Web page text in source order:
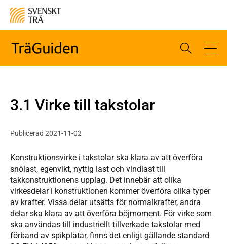
3.1 Virke till takstolar
Publicerad 2021-11-02
Konstruktionsvirke i takstolar ska klara av att överföra
snölast, egenvikt, nyttig last och vindlast till
takkonstruktionens upplag. Det innebär att olika
virkesdelar i konstruktionen kommer överföra olika typer
av krafter. Vissa delar utsätts för normalkrafter, andra
delar ska klara av att överföra böjmoment. För virke som
ska användas till industriellt tillverkade takstolar med
förband av spikplåtar, finns det enligt gällande standard